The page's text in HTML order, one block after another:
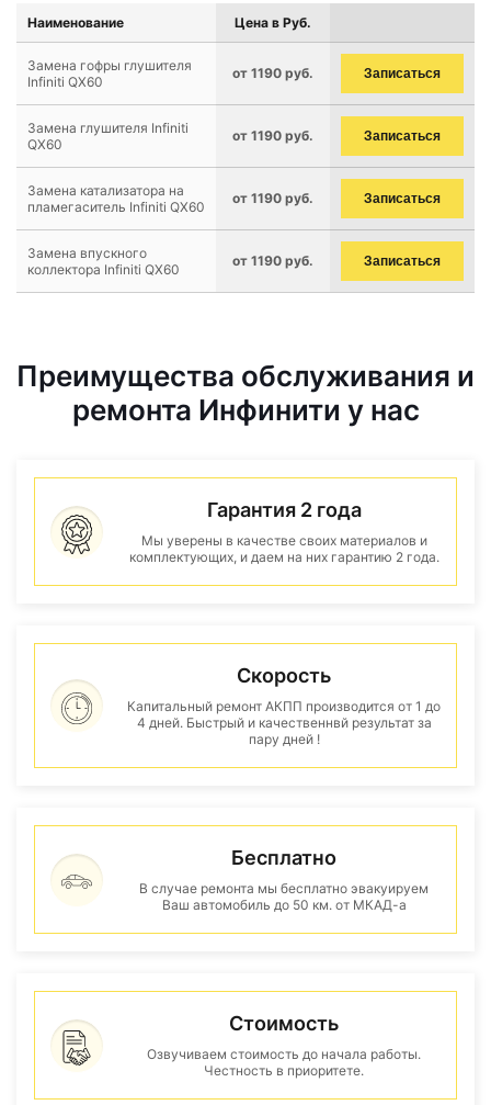
Наименование Цена в Руб.
Замена гофры глушителя
Infiniti QX60
от 1190 руб. Записаться
Замена глушителя Infiniti
QX60
от 1190 руб. Записаться
Замена катализатора на
пламегаситель Infiniti QX60
от 1190 руб. Записаться
Замена впускного
коллектора Infiniti QX60
от 1190 руб. Записаться
Преимущества обслуживания и
ремонта Инфинити у нас
Гарантия 2 года
Мы уверены в качестве своих материалов и
комплектующих, и даем на них гарантию 2 года.
Скорость
Капитальный ремонт АКПП производится от 1 до
4 дней. Быстрый и качественнвй результат за
пару дней !
Бесплатно
В случае ремонта мы бесплатно эвакуируем
Ваш автомобиль до 50 км. от МКАД-а
Стоимость
Озвучиваем стоимость до начала работы.
Честность в приоритете.